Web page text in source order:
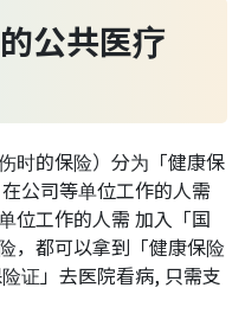
公共医疗
时的保险）分为「健康保
公司等单位工作的人需
位工作的人需 加入「国
，都可以拿到「健康保险
证」去医院看病, 只需支